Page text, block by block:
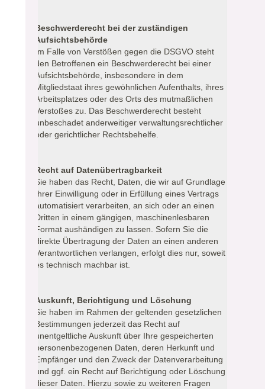
Beschwerderecht bei der zuständigen
Aufsichtsbehörde
Im Falle von Verstößen gegen die DSGVO steht
den Betroffenen ein Beschwerderecht bei einer
Aufsichtsbehörde, insbesondere in dem
Mitgliedstaat ihres gewöhnlichen Aufenthalts, ihres
Arbeitsplatzes oder des Orts des mutmaßlichen
Verstoßes zu. Das Beschwerderecht besteht
unbeschadet anderweitiger verwaltungsrechtlicher
oder gerichtlicher Rechtsbehelfe.
Recht auf Datenübertragbarkeit
Sie haben das Recht, Daten, die wir auf Grundlage
Ihrer Einwilligung oder in Erfüllung eines Vertrags
automatisiert verarbeiten, an sich oder an einen
Dritten in einem gängigen, maschinenlesbaren
Format aushändigen zu lassen. Sofern Sie die
direkte Übertragung der Daten an einen anderen
Verantwortlichen verlangen, erfolgt dies nur, soweit
es technisch machbar ist.
Auskunft, Berichtigung und Löschung
Sie haben im Rahmen der geltenden gesetzlichen
Bestimmungen jederzeit das Recht auf
unentgeltliche Auskunft über Ihre gespeicherten
personenbezogenen Daten, deren Herkunft und
Empfänger und den Zweck der Datenverarbeitung
und ggf. ein Recht auf Berichtigung oder Löschung
dieser Daten. Hierzu sowie zu weiteren Fragen